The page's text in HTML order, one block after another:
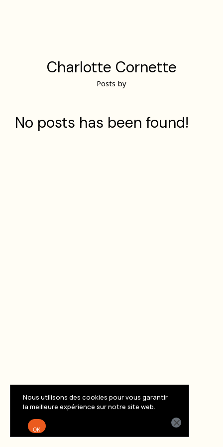
Charlotte Cornette
Posts by
No posts has been found!
Nous utilisons des cookies pour vous garantir
la meilleure expérience sur notre site web.
OK